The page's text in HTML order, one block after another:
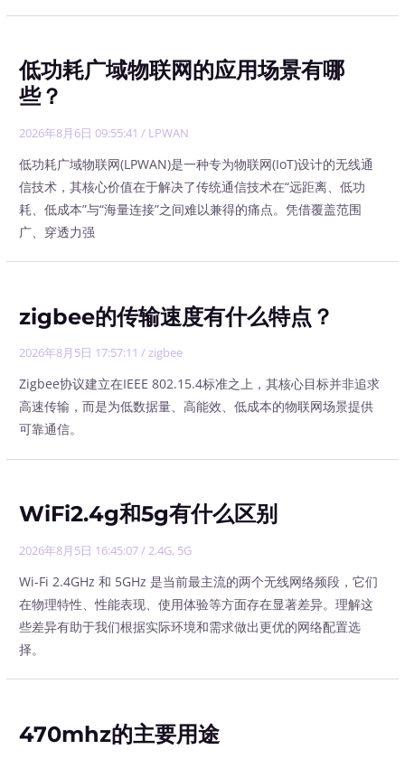
低功耗广域物联网的应用场景有哪
些？
2026年8月6日 09:55:41 / LPWAN
低功耗广域物联网(LPWAN)是一种专为物联网(IoT)设计的无线通
信技术，其核心价值在于解决了传统通信技术在“远距离、低功
耗、低成本”与“海量连接”之间难以兼得的痛点。凭借覆盖范围
广、穿透力强
zigbee的传输速度有什么特点？
2026年8月5日 17:57:11 /zigbee
Zigbee协议建立在IEEE 802.15.4标准之上，其核心目标并非追求
高速传输，而是为低数据量、高能效、低成本的物联网场景提供
可靠通信。
WiFi2.4g和5g有什么区别
2026年8月5日 16:45:07/2.4G, 5G
Wi-Fi 2.4GHz 和 5GHz 是当前最主流的两个无线网络频段，它们
在物理特性、性能表现、使用体验等方面存在显著差异。理解这
些差异有助于我们根据实际环境和需求做出更优的网络配置选
择。
470mhz的主要用途